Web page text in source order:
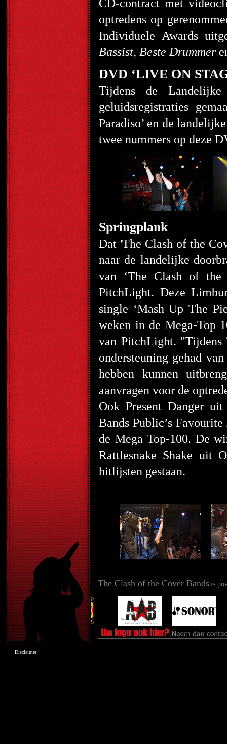
CD-contract met
optredens op
Individuele Awards
Bassist, Beste Drummer
DVD ‘LIVE ON
Tijdens de
geluidsregistraties
Paradiso’ en de
twee nummers op deze
Springplank
Dat 'The Clash of the
naar de landelijke
van ‘The Clash of the
PitchLight. Deze
single ‘Mash Up The
weken in de Mega-Top
van PitchLight. "Tijdens
ondersteuning gehad
hebben kunnen
aanvragen voor de
Ook Present Danger
Bands Public’s
de Mega Top-100. De
Rattlesnake Shake uit
hitlijsten gestaan.
The Clash of the Cover Bands is
Disclaimer